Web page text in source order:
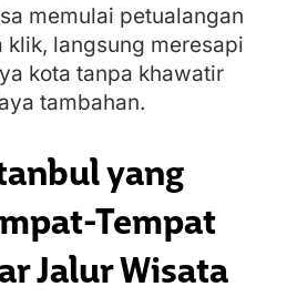
memulai petualangan
klik, langsung meresapi
kota tanpa khawatir
tambahan.
yang
Tempat
Jalur Wisata